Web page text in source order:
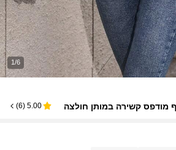
1/6
5.00
(
6
)